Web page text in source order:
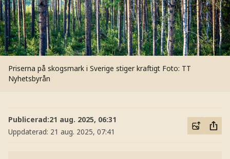
Priserna på skogsmark i Sverige stiger kraftigt Foto: TT
Nyhetsbyrån
Publicerad:21 aug. 2025, 06:31
Uppdaterad: 21 aug. 2025, 07:41